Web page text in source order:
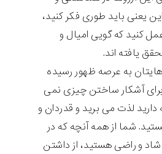
یعنی باید طوری فکر کنید،
کنید که گویی امیال و
یافته اند.
به عرصه ظهور رسیده
برای آشکار ساختن چیزی نمی
دارید لذت می برید و قدردان و
شما از همه آنچه که در
و راضی هستید، از داشتن